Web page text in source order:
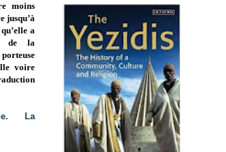
moins
jusqu’à
a
de la
voire
La